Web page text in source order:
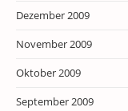
Dezember 2009
November 2009
Oktober 2009
September 2009